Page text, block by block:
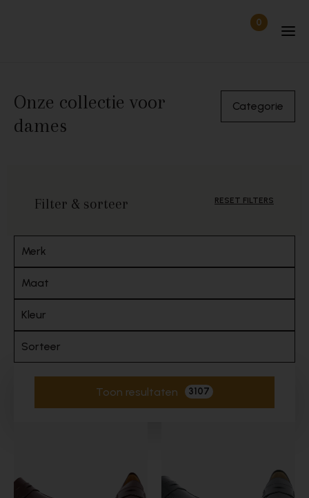
0Items in
Onze collectie voor
dames
Categorie
Filter & sorteer RESET FILTERS
Merk
Maat
Kleur
Sorteer
Toon resultaten 3107Actieve filters